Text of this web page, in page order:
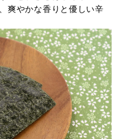
爽やかな香りと優しい辛